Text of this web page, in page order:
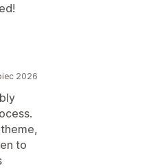
2026
to